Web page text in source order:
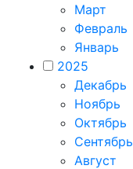
Март
Февраль
Январь
2025
Декабрь
Ноябрь
Октябрь
Сентябрь
Август